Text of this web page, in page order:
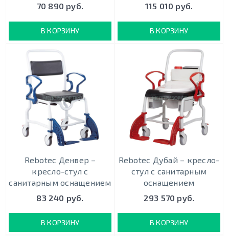
70 890 руб.
В КОРЗИНУ
115 010 руб.
В КОРЗИНУ
Rebotec Денвер –
кресло-стул с
санитарным оснащением
83 240 руб.
В КОРЗИНУ
Rebotec Дубай – кресло-
стул с санитарным
оснащением
293 570 руб.
В КОРЗИНУ